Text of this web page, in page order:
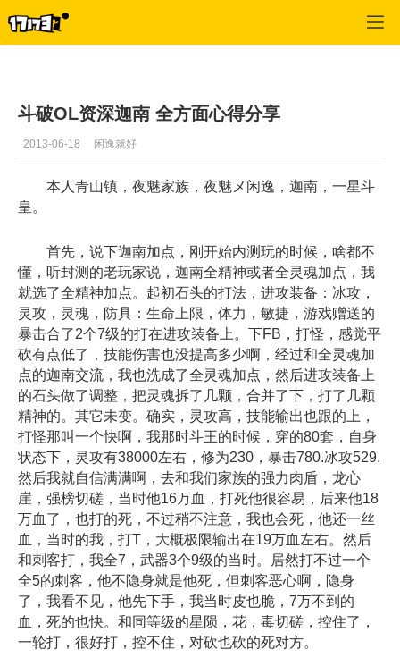
斗破OL资深迦南 全方面心得分享
2013-06-18 闲逸就好
本人青山镇，夜魅家族，夜魅メ闲逸，迦南，一星斗
皇。
首先，说下迦南加点，刚开始内测玩的时候，啥都不
懂，听封测的老玩家说，迦南全精神或者全灵魂加点，我
就选了全精神加点。起初石头的打法，进攻装备：冰攻，
灵攻，灵魂，防具：生命上限，体力，敏捷，游戏赠送的
暴击合了2个7级的打在进攻装备上。下FB，打怪，感觉平
砍有点低了，技能伤害也没提高多少啊，经过和全灵魂加
点的迦南交流，我也洗成了全灵魂加点，然后进攻装备上
的石头做了调整，把灵魂拆了几颗，合并了下，打了几颗
精神的。其它未变。确实，灵攻高，技能输出也跟的上，
打怪那叫一个快啊，我那时斗王的时候，穿的80套，自身
状态下，灵攻有38000左右，修为230，暴击780.冰攻529.
然后我就自信满满啊，去和我们家族的强力肉盾，龙心
崖，强榜切磋，当时他16万血，打死他很容易，后来他18
万血了，也打的死，不过稍不注意，我也会死，他还一丝
血，当时的我，打T，大概极限输出在19万血左右。然后
和刺客打，我全7，武器3个9级的当时。居然打不过一个
全5的刺客，他不隐身就是他死，但刺客恶心啊，隐身
了，我看不见，他先下手，我当时皮也脆，7万不到的
血，死的也快。和同等级的星陨，花，毒切磋，控住了，
一轮打，很好打，控不住，对砍也砍的死对方。